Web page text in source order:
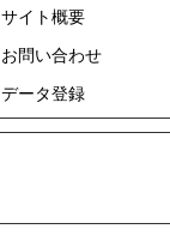
サイト概要
お問い合わせ
データ登録